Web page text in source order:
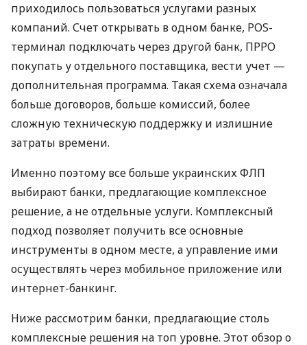
приходилось пользоваться услугами разных
компаний. Счет открывать в одном банке, POS-
терминал подключать через другой банк, ПРРО
покупать у отдельного поставщика, вести учет —
дополнительная программа. Такая схема означала
больше договоров, больше комиссий, более
сложную техническую поддержку и излишние
затраты времени.
Именно поэтому все больше украинских ФЛП
выбирают банки, предлагающие комплексное
решение, а не отдельные услуги. Комплексный
подход позволяет получить все основные
инструменты в одном месте, а управление ими
осуществлять через мобильное приложение или
интернет-банкинг.
Ниже рассмотрим банки, предлагающие столь
комплексные решения на топ уровне. Этот обзор о